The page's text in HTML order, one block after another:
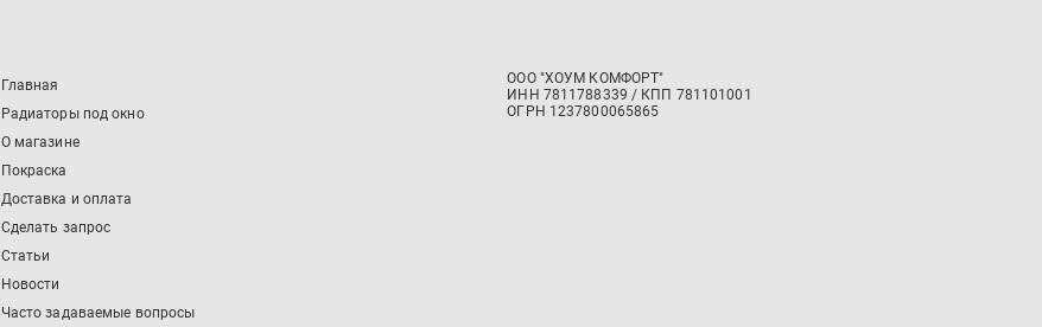
Главная
Радиаторы под окно
О магазине
Покраска
Доставка и оплата
Сделать запрос
Статьи
Новости
Часто задаваемые вопросы
ООО "ХОУМ КОМФОРТ"
‍ИНН 7811788339 / КПП 781101001
ОГРН 1237800065865